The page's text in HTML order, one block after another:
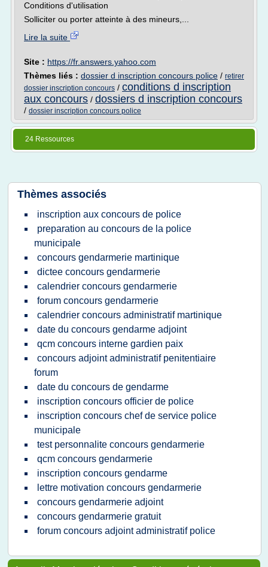
Conditions d'utilisation
Solliciter ou porter atteinte à des mineurs,...
Lire la suite
Site : https://fr.answers.yahoo.com
Thèmes liés : dossier d inscription concours police / retirer
dossier inscription concours / conditions d inscription
aux concours / dossiers d inscription concours
/ dossier inscription concours police
24 Ressources
Thèmes associés
inscription aux concours de police
preparation au concours de la police
municipale
concours gendarmerie martinique
dictee concours gendarmerie
calendrier concours gendarmerie
forum concours gendarmerie
calendrier concours administratif martinique
date du concours gendarme adjoint
qcm concours interne gardien paix
concours adjoint administratif penitentiaire
forum
date du concours de gendarme
inscription concours officier de police
inscription concours chef de service police
municipale
test personnalite concours gendarmerie
qcm concours gendarmerie
inscription concours gendarme
lettre motivation concours gendarmerie
concours gendarmerie adjoint
concours gendarmerie gratuit
forum concours adjoint administratif police